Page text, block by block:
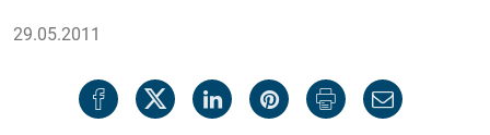
29.05.2011